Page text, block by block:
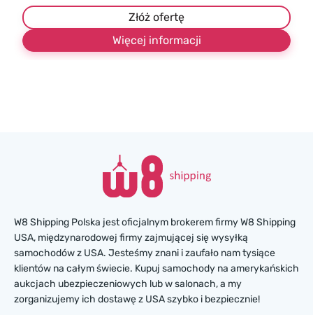
Złóż ofertę
Więcej informacji
W8 Shipping Polska jest oficjalnym brokerem firmy W8 Shipping
USA, międzynarodowej firmy zajmującej się wysyłką
samochodów z USA. Jesteśmy znani i zaufało nam tysiące
klientów na całym świecie. Kupuj samochody na amerykańskich
aukcjach ubezpieczeniowych lub w salonach, a my
zorganizujemy ich dostawę z USA szybko i bezpiecznie!